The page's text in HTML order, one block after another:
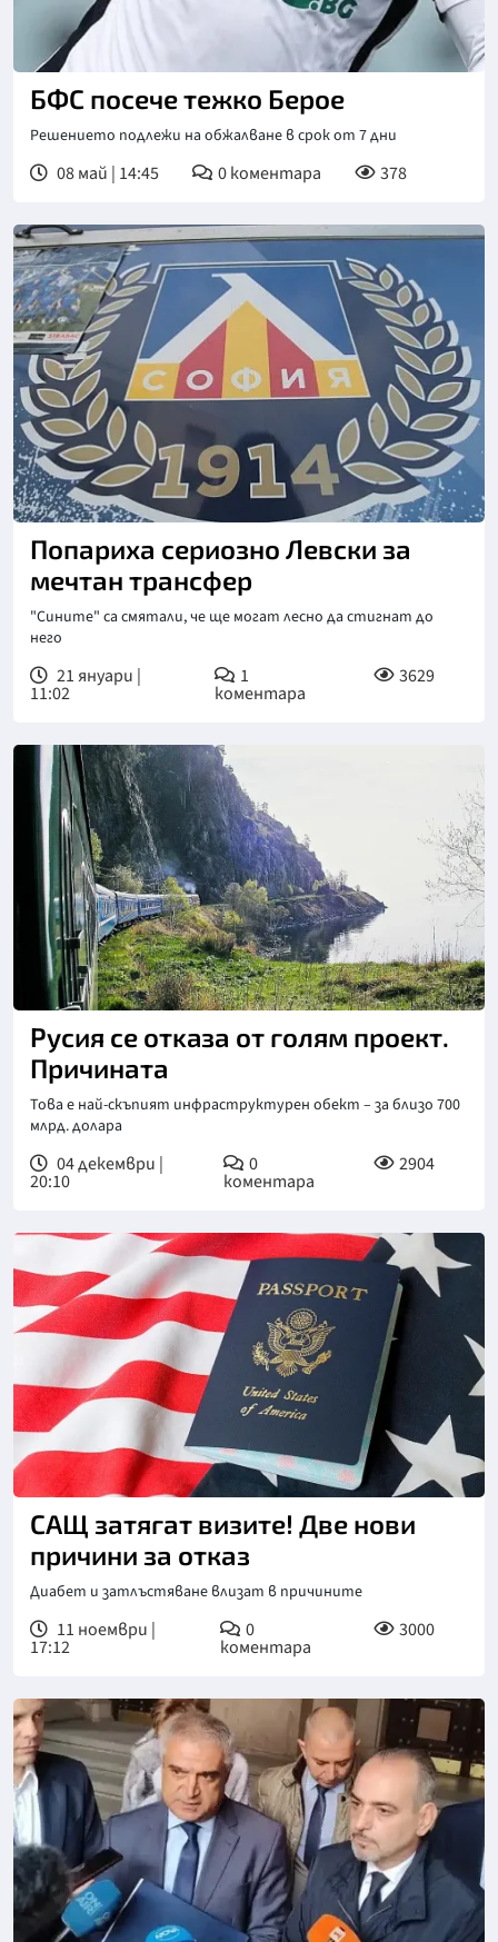
Снимка: БГНЕС
БФС посече тежко Берое
Решението подлежи на обжалване в срок от 7 дни
08 май | 14:45 0коментара 378
Снимка: БГНЕС
Попариха сериозно Левски за
мечтан трансфер
"Сините" са смятали, че ще могат лесно да стигнат до
него
21 януари |
11:02
1
коментара
3629
Pycия ce oтĸaза от голям проект.
Причината
Това е най-скъпият инфраструктурен обект – за близо 700
млрд. долара
04 декември |
20:10
0
коментара
2904
САЩ затягат визите! Две нови
причини за отказ
Диабет и затлъстяване влизат в причините
11 ноември |
17:12
0
коментара
3000